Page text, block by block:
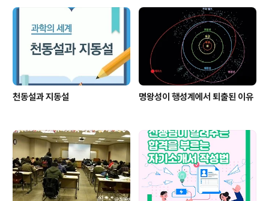
천동설과 지동설 명왕성이 행성계에서 퇴출된 이유